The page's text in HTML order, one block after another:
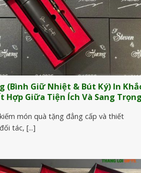
(Bình Giữ Nhiệt & Bút Ký) In
Hợp Giữa Tiện Ích Và Sang Trọng
món quà tặng đẳng cấp và thiết
tác, [...]